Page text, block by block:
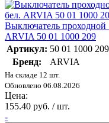
Выключатель
ARVIA 50 01 1000 209
Артикул: 50 01 1000 209
Бренд:
ARVIA
На складе 12 шт.
Обновлено 06.08.2026
Цена:
155.40 руб. / шт.
-